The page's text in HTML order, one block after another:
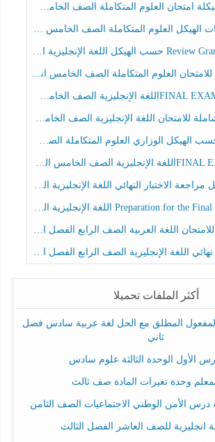
العلوم المتكاملة الصف الخامس عام الفصل الثالث
العلوم المتكاملة الصف الخامس انسبير الفصل الثالث
العلوم المتكاملة الصف الخامس انسبير الفصل الثالث
اللغة الإنجليزية الصف الخامس الفصل الثالث
الوزاري العلوم المتكاملة الصف الخامس عام الفصل الثالث
النهائي اللغة الإنجليزية الصف الرابع الفصل الثالث
اللغة العربية الصف الرابع الفصل الثالث
اللغة الإنجليزية الصف الرابع الفصل الثالث
أكثر الملفات تحميلا
المطلق مع الحل لغة عربية سادس فصل
ثاني
الأول الوحدة الثالثة علوم سادس
وحدة تغيرات المادة صف ثالث
درس الأمن الوطني الاجتماعيات الصف الثامن
انجليزية للصف العاشر الفصل الثالث